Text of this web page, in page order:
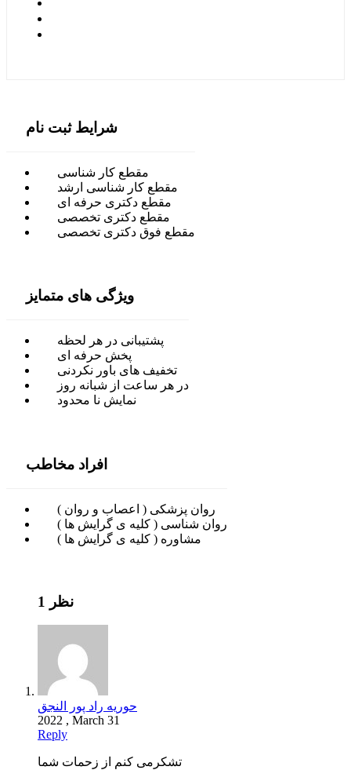
شرایط ثبت نام
مقطع کار شناسی
مقطع کار شناسی ارشد
مقطع دکتری حرفه ای
مقطع دکتری تخصصی
مقطع فوق دکتری تخصصی
ویژگی های متمایز
پشتیبانی در هر لحظه
پخش حرفه ای
تخفیف های باور نکردنی
در هر ساعت از شبانه روز
نمایش نا محدود
افراد مخاطب
روان پزشکی ( اعصاب و روان )
روان شناسی ( کلیه ی گرایش ها )
مشاوره ( کلیه ی گرایش ها )
1 نظر
حوریه راد پور النجق
2022 , March 31
Reply
تشکرمی کنم از زحمات شما